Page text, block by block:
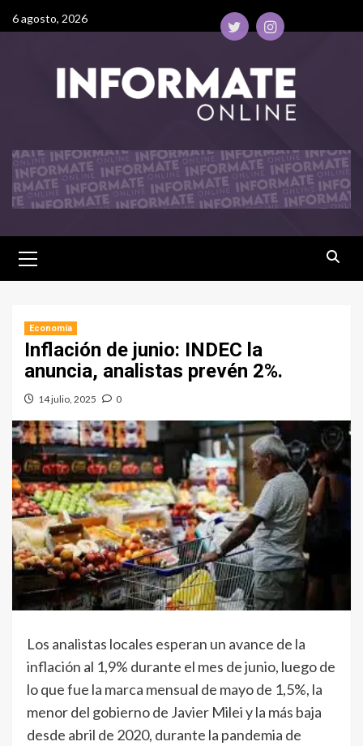
6 agosto, 2026
Economía
Inflación de junio: INDEC la
anuncia, analistas prevén 2%.
14 julio, 2025 0
Los analistas locales esperan un avance de la
inflación al 1,9% durante el mes de junio, luego de
lo que fue la marca mensual de mayo de 1,5%, la
menor del gobierno de Javier Milei y la más baja
desde abril de 2020, durante la pandemia de